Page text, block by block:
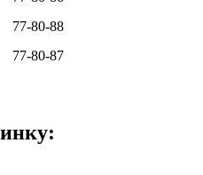
77-80-88
77-80-87